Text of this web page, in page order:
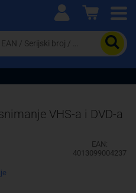
asortiman proizvoda i
VHS-a i DVD-a
EAN:
4013099004237